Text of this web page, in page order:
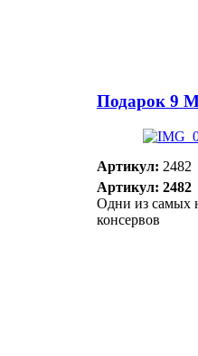
Подарок 9
Артикул: 2482
Артикул: 2482
Одни из самых
консервов